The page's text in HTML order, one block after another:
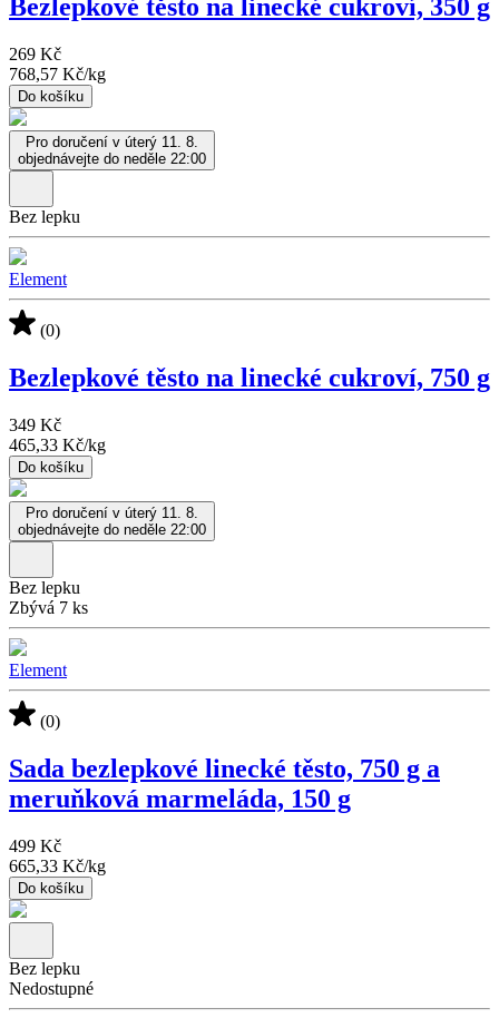
Bezlepkové těsto na linecké cukroví, 350 g
269 Kč
768,57 Kč/kg
Do košíku
Pro doručení v úterý 11. 8.
objednávejte do neděle 22:00
Bez lepku
Element
(0)
Bezlepkové těsto na linecké cukroví, 750 g
349 Kč
465,33 Kč/kg
Do košíku
Pro doručení v úterý 11. 8.
objednávejte do neděle 22:00
Bez lepku
Zbývá 7 ks
Element
(0)
Sada bezlepkové linecké těsto, 750 g a
meruňková marmeláda, 150 g
499 Kč
665,33 Kč/kg
Do košíku
Bez lepku
Nedostupné